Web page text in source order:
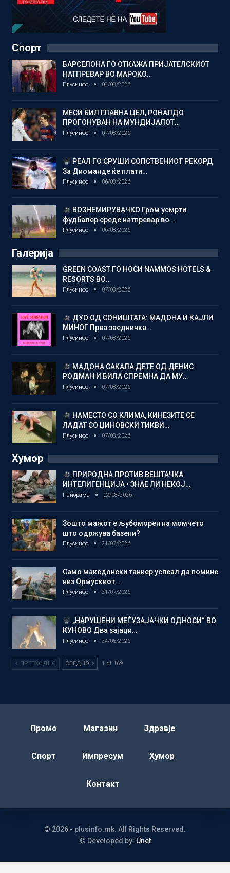
Спорт
БАРСЕЛОНА ГО ОТКАЖА ПРИЈАТЕЛСКИОТ
НАТПРЕВАР ВО МАРОКО…
Плусинфо 08/08/2026
МЕСИ БИЛ ГЛАВНА ЦЕЛ, РОНАЛДО
ПРОГОНУВАН НА МУНДИЈАЛОТ…
Плусинфо 07/08/2026
РЕАЛ ГО СРУШИ СОПСТВЕНИОТ РЕКОРД
За Диоманде ќе плати…
Плусинфо 06/08/2026
ВОЗНЕМИРУВАЧКО Гром усмрти
фудбалер среде натпревар во…
Плусинфо 06/08/2026
Галерија
GREEN COAST ГО НОСИ NAMMOS HOTELS &
RESORTS ВО…
Плусинфо 07/08/2026
ДУО ОД СОНИШТАТА: МАДОНА И КАЈЛИ
МИНОГ Прва заедничка…
Плусинфо 07/08/2026
МАДОНА САКАЛА ДЕТЕ ОД ДЕНИС
РОДМАН И БИЛА СПРЕМНА ДА МУ…
Плусинфо 07/08/2026
НАМЕСТО СО КЛИМА, КИНЕЗИТЕ СЕ
ЛАДАТ СО ЏИНОВСКИ ТИКВИ…
Плусинфо 07/08/2026
Хумор
ПРИРОДНА ПРОТИВ ВЕШТАЧКА
ИНТЕЛИГЕНЦИЈА • ЗНАЕ ЛИ НЕКОЈ…
Панорама 02/08/2026
Зошто мажот е љубоморен на момчето
што одржува базени?
Плусинфо 21/07/2026
Само македонски танкер успеал да помине
низ Ормускиот…
Плусинфо 21/07/2026
„НАРУШЕНИ МЕЃУЗАЈАЧКИ ОДНОСИ“ ВО
КУНОВО Два зајаци…
Плусинфо 24/05/2026
ПРЕТХОДНО СЛЕДНО 1 of 169
Промо Магазин Здравје
Спорт Импресум Хумор
Контакт
© 2026 - plusinfo.mk. All Rights Reserved.
© Developed by: Unet